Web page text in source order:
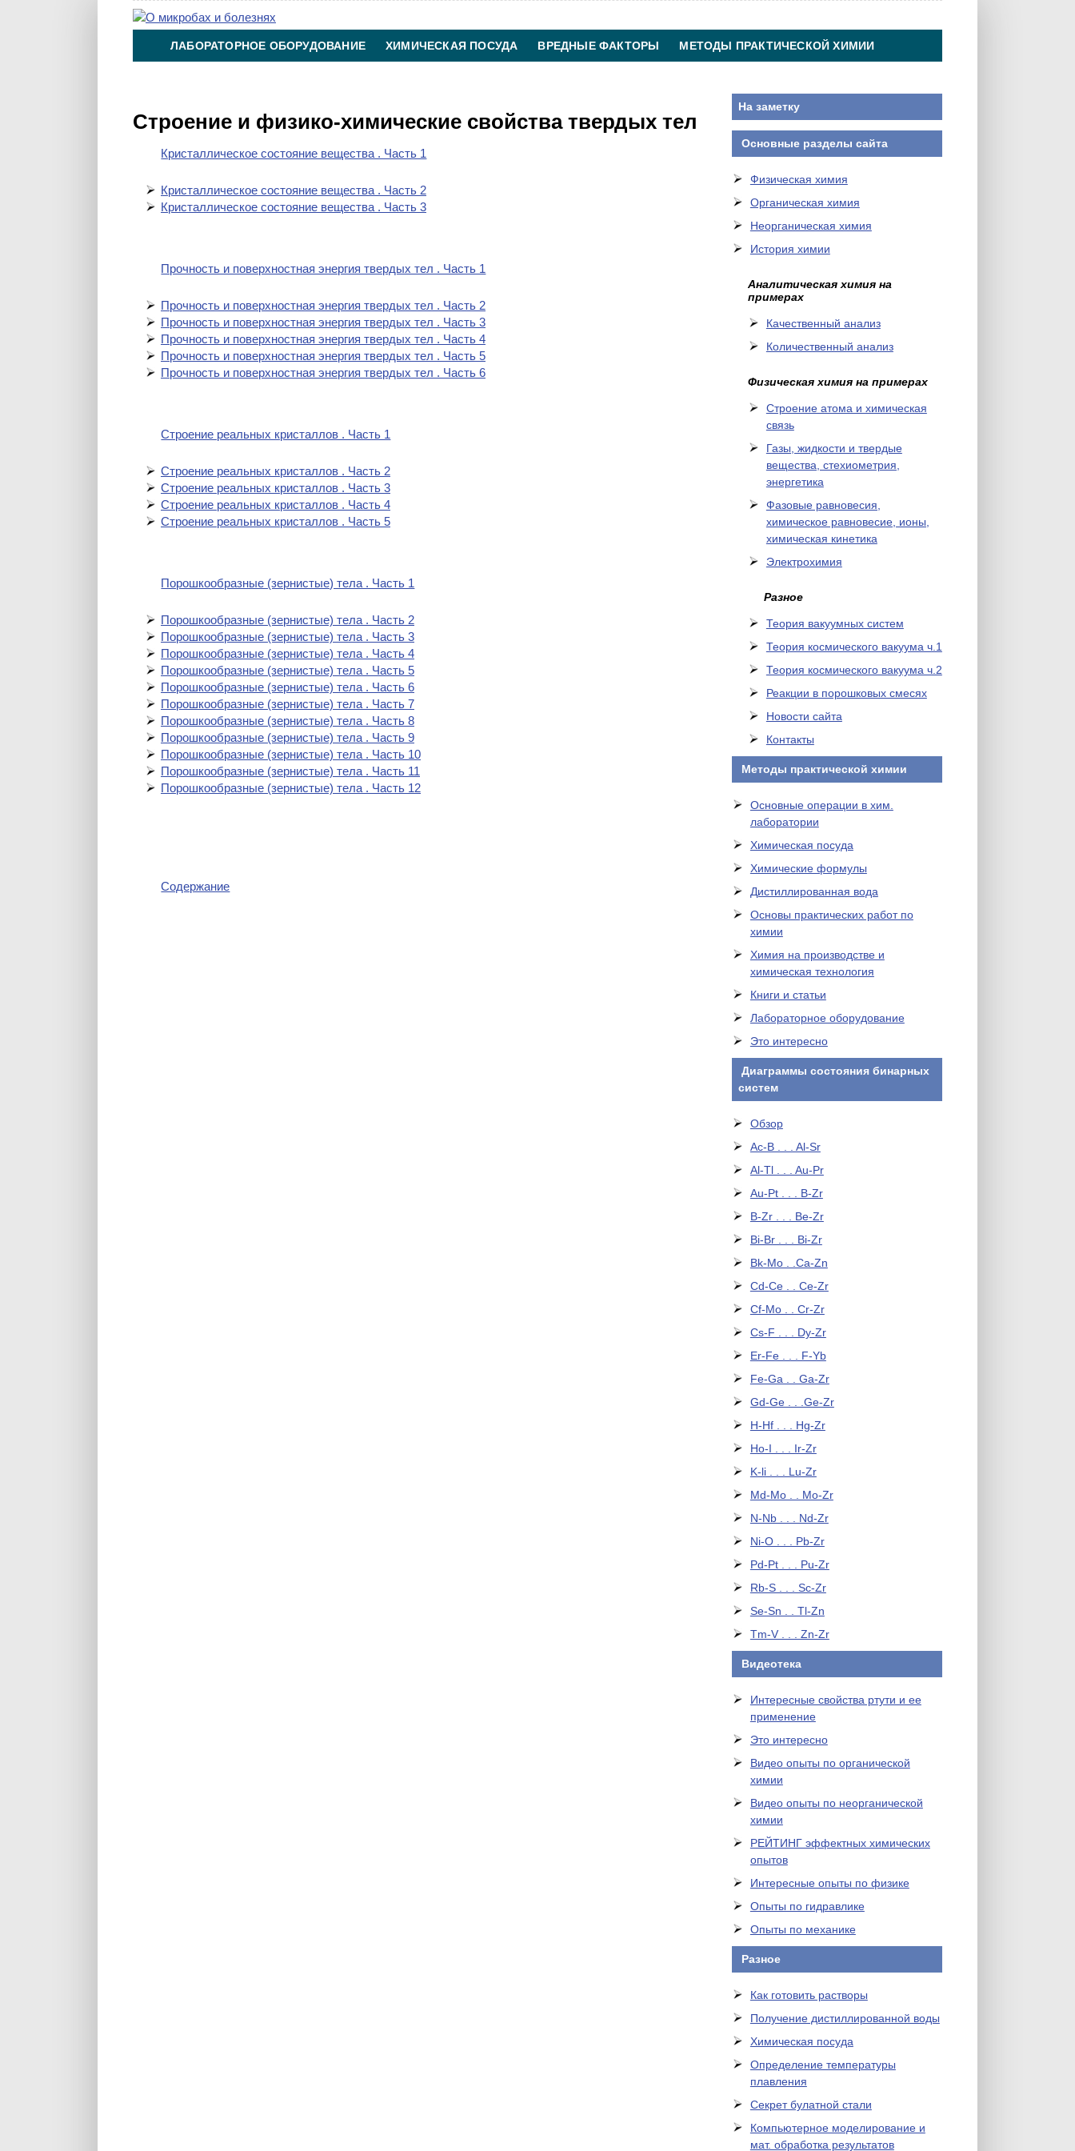
ЛАБОРАТОРНОЕ ОБОРУДОВАНИЕ ХИМИЧЕСКАЯ ПОСУДА ВРЕДНЫЕ ФАКТОРЫ МЕТОДЫ ПРАКТИЧЕСКОЙ ХИМИИ
Строение и физико-химические свойства твердых тел
Кристаллическое состояние вещества . Часть 1
Кристаллическое состояние вещества . Часть 2
Кристаллическое состояние вещества . Часть 3
Прочность и поверхностная энергия твердых тел . Часть 1
Прочность и поверхностная энергия твердых тел . Часть 2
Прочность и поверхностная энергия твердых тел . Часть 3
Прочность и поверхностная энергия твердых тел . Часть 4
Прочность и поверхностная энергия твердых тел . Часть 5
Прочность и поверхностная энергия твердых тел . Часть 6
Строение реальных кристаллов . Часть 1
Строение реальных кристаллов . Часть 2
Строение реальных кристаллов . Часть 3
Строение реальных кристаллов . Часть 4
Строение реальных кристаллов . Часть 5
Порошкообразные (зернистые) тела . Часть 1
Порошкообразные (зернистые) тела . Часть 2
Порошкообразные (зернистые) тела . Часть 3
Порошкообразные (зернистые) тела . Часть 4
Порошкообразные (зернистые) тела . Часть 5
Порошкообразные (зернистые) тела . Часть 6
Порошкообразные (зернистые) тела . Часть 7
Порошкообразные (зернистые) тела . Часть 8
Порошкообразные (зернистые) тела . Часть 9
Порошкообразные (зернистые) тела . Часть 10
Порошкообразные (зернистые) тела . Часть 11
Порошкообразные (зернистые) тела . Часть 12
Содержание
На заметку
Основные разделы сайта
Физическая химия
Органическая химия
Неорганическая химия
История химии
Аналитическая химия на
примерах
Качественный анализ
Количественный анализ
Физическая химия на примерах
Cтроение атома и химическая
связь
Газы, жидкости и твердые
вещества, стехиометрия,
энергетика
Фазовые равновесия,
химическое равновесие, ионы,
химическая кинетика
Электрохимия
Разное
Теория вакуумных систем
Теория космического вакуума ч.1
Теория космического вакуума ч.2
Реакции в порошковых смесях
Новости сайта
Контакты
Методы практической химии
Основные операции в хим.
лаборатории
Химическая посуда
Химические формулы
Дистиллированная вода
Основы практических работ по
химии
Химия на производстве и
химическая технология
Книги и статьи
Лабораторное оборудование
Это интересно
Диаграммы состояния бинарных
систем
Обзор
Ac-B . . . Al-Sr
Al-Tl . . . Au-Pr
Au-Pt . . . B-Zr
B-Zr . . . Be-Zr
Bi-Br . . . Bi-Zr
Bk-Mo . .Ca-Zn
Cd-Ce . . Ce-Zr
Cf-Mo . . Cr-Zr
Cs-F . . . Dy-Zr
Er-Fe . . . F-Yb
Fe-Ga . . Ga-Zr
Gd-Ge . . .Ge-Zr
H-Hf . . . Hg-Zr
Ho-I . . . Ir-Zr
K-li . . . Lu-Zr
Md-Mo . . Mo-Zr
N-Nb . . . Nd-Zr
Ni-O . . . Pb-Zr
Pd-Pt . . . Pu-Zr
Rb-S . . . Sc-Zr
Se-Sn . . Tl-Zn
Tm-V . . . Zn-Zr
Видеотека
Интересные свойства ртути и ее
применение
Это интересно
Видео опыты по органической
химии
Видео опыты по неорганической
химии
РЕЙТИНГ эффектных химических
опытов
Интересные опыты по физике
Опыты по гидравлике
Опыты по механике
Разное
Как готовить растворы
Получение дистиллированной воды
Химическая посуда
Определение температуры
плавления
Секрет булатной стали
Компьютерное моделирование и
мат. обработка результатов